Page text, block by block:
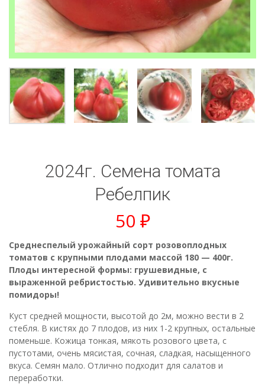
2024г. Семена томата
Ребелпик
50 ₽
Среднеспелый урожайный сорт розовоплодных
томатов с крупными плодами массой 180 — 400г.
Плоды интересной формы: грушевидные, с
выраженной ребристостью. Удивительно вкусные
помидоры!
Куст средней мощности, высотой до 2м, можно вести в 2
стебля. В кистях до 7 плодов, из них 1-2 крупных, остальные
поменьше. Кожица тонкая, мякоть розового цвета, с
пустотами, очень мясистая, сочная, сладкая, насыщенного
вкуса. Семян мало. Отлично подходит для салатов и
переработки.